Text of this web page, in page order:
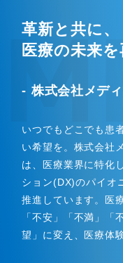
革新と共に、
医療の未来を
- 株式会社メデ
いつでもどこでも患
い希望を。株式会社
は、医療業界に特化
ション(DX)のパイオ
推進しています。医
「不安」「不満」「
望」に変え、医療体